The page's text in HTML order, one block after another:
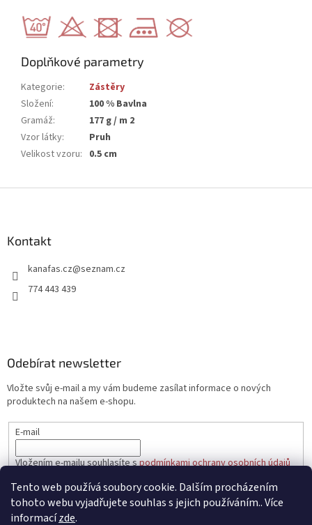
Tento web používá soubory cookie. Dalším procházením
tohoto webu vyjadřujete souhlas s jejich používáním.. Více
informacízde.
Doplňkové parametry
Kategorie:
Zástěry
Složení:
100 % Bavlna
Gramáž:
177 g / m 2
Vzor látky:
Pruh
Velikost vzoru: 0.5 cm
Kontakt
kanafas.cz@seznam.cz
774 443 439
Odebírat newsletter
Vložte svůj e-mail a my vám budeme zasílat informace o nových
produktech na našem e-shopu.
E-mail
Vložením e-mailu souhlasíte spodmínkami ochrany osobních údajů
PŘIHLÁSIT SE